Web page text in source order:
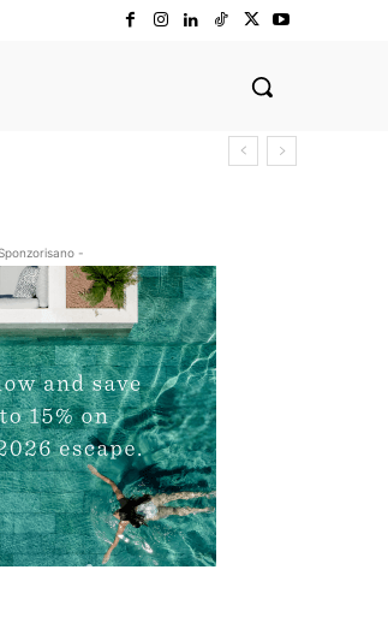
-